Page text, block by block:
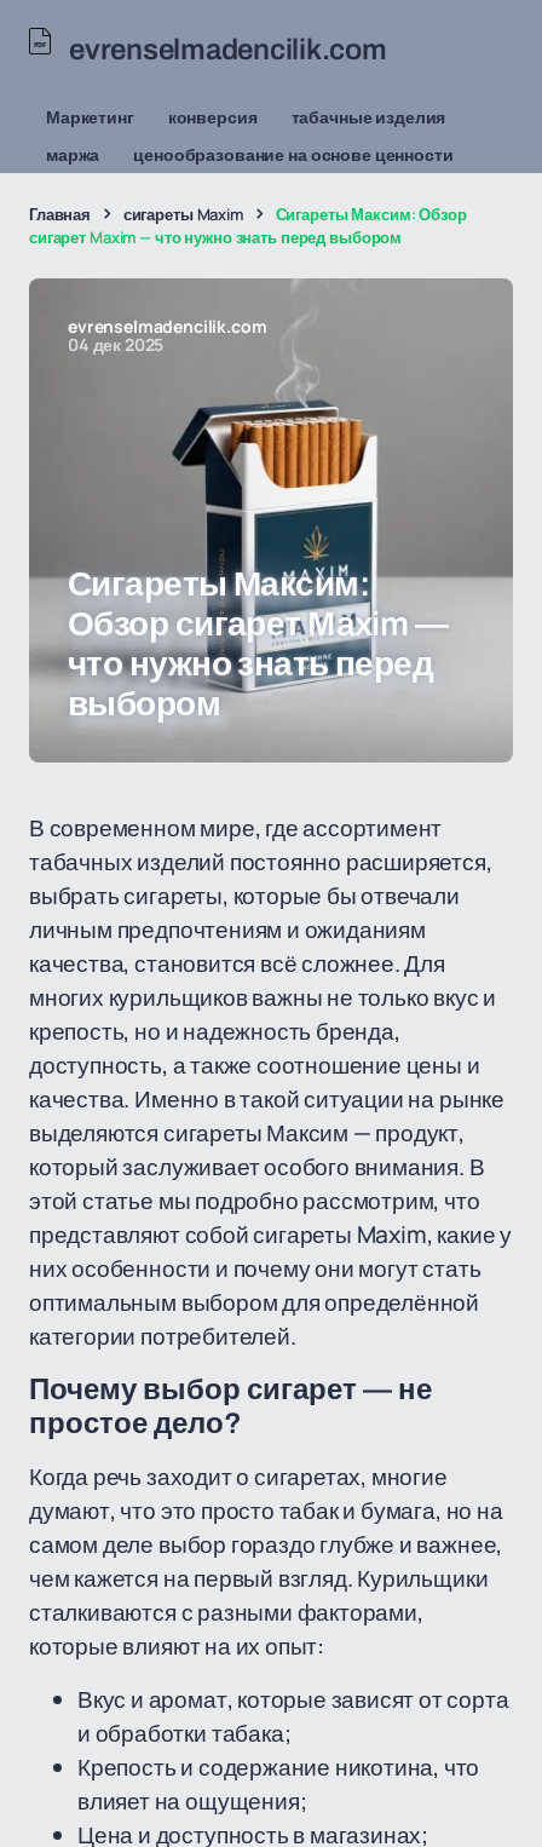
evrenselmadencilik.com
Маркетинг конверсия
табачные изделия
маржа
ценообразование на основе ценности
Главная сигареты Maxim
Сигареты Максим: Обзор
сигарет Maxim — что нужно знать перед выбором
evrenselmadencilik.com
04 дек 2025
Сигареты Максим:
Обзор сигарет Maxim —
что нужно знать перед
выбором
В современном мире, где ассортимент
табачных изделий постоянно расширяется,
выбрать сигареты, которые бы отвечали
личным предпочтениям и ожиданиям
качества, становится всё сложнее. Для
многих курильщиков важны не только вкус и
крепость, но и надежность бренда,
доступность, а также соотношение цены и
качества. Именно в такой ситуации на рынке
выделяются сигареты Максим — продукт,
который заслуживает особого внимания. В
этой статье мы подробно рассмотрим, что
представляют собой сигареты Maxim, какие у
них особенности и почему они могут стать
оптимальным выбором для определённой
категории потребителей.
Почему выбор сигарет — не
простое дело?
Когда речь заходит о сигаретах, многие
думают, что это просто табак и бумага, но на
самом деле выбор гораздо глубже и важнее,
чем кажется на первый взгляд. Курильщики
сталкиваются с разными факторами,
которые влияют на их опыт:
Вкус и аромат, которые зависят от сорта
и обработки табака;
Крепость и содержание никотина, что
влияет на ощущения;
Цена и доступность в магазинах;